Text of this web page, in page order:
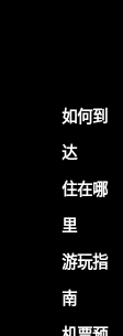
如何到
达
住在哪
里
游玩指
南